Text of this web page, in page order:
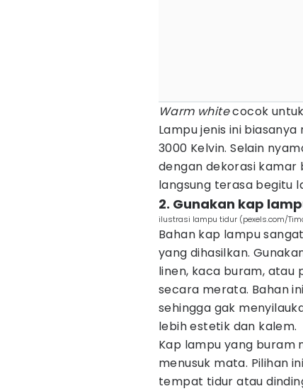
Warm whitecocok
Lampu jenis ini
3000 Kelvin. Selain
dengan dekorasi
langsung terasa begitu
2. Gunakan kap
ilustrasi lampu tidur (pexels.com/
Bahan kap lampu
yang dihasilkan.
linen, kaca buram, atau
secara merata. Bahan
sehingga gak
lebih estetik dan kalem.
Kap lampu yang buram
menusuk mata. Pilihan
tempat tidur atau